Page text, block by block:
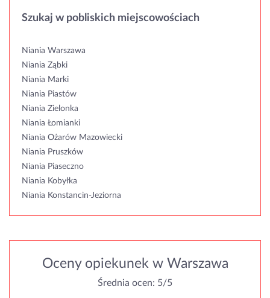
Szukaj w pobliskich miejscowościach
Niania Warszawa
Niania Ząbki
Niania Marki
Niania Piastów
Niania Zielonka
Niania Łomianki
Niania Ożarów Mazowiecki
Niania Pruszków
Niania Piaseczno
Niania Kobyłka
Niania Konstancin-Jeziorna
Oceny opiekunek w Warszawa
Średnia ocen: 5/5